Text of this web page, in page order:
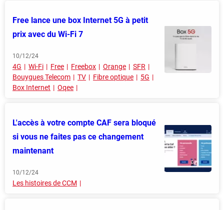
Free lance une box Internet 5G à petit
prix avec du Wi-Fi 7
10/12/24
4G Wi-Fi Free Freebox Orange
SFR
Bouygues Telecom
TV Fibre optique
5G
Box Internet
Oqee
L'accès à votre compte CAF sera bloqué
si vous ne faites pas ce changement
maintenant
10/12/24
Les histoires de CCM